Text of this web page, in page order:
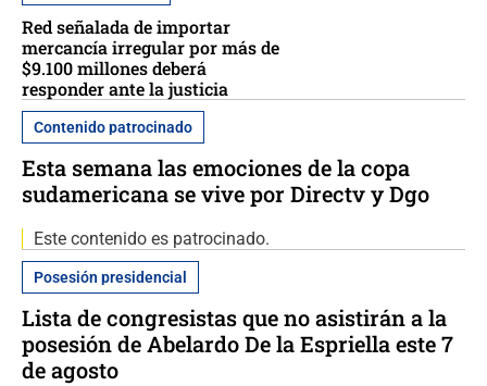
Red señalada de importar
mercancía irregular por más de
$9.100 millones deberá
responder ante la justicia
Contenido patrocinado
Esta semana las emociones de la copa
sudamericana se vive por Directv y Dgo
Este contenido es patrocinado.
Posesión presidencial
Lista de congresistas que no asistirán a la
posesión de Abelardo De la Espriella este 7
de agosto